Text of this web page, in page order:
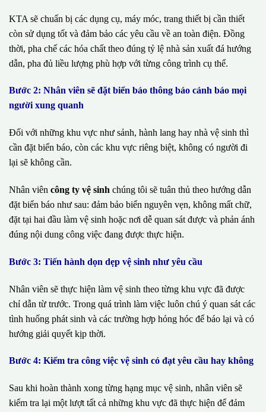
KTA sẽ chuẩn bị các dụng cụ, máy móc, trang thiết bị cần thiết
còn sử dụng tốt và đảm bảo các yêu cầu về an toàn điện. Đồng
thời, pha chế các hóa chất theo đúng tỷ lệ nhà sản xuất đá hướng
dẫn, pha đủ liều lượng phù hợp với từng công trình cụ thể.
Bước 2: Nhân viên sẽ đặt biển báo thông báo cảnh báo mọi
người xung quanh
Đối với những khu vực như sảnh, hành lang hay nhà vệ sinh thì
cần đặt biển báo, còn các khu vực riêng biệt, không có người đi
lại sẽ không cần.
Nhân viên công ty vệ sinh chúng tôi sẽ tuân thủ theo hướng dẫn
đặt biển báo như sau: đảm bảo biển nguyên vẹn, không mất chữ,
đặt tại hai đầu làm vệ sinh hoặc nơi dễ quan sát được và phản ánh
đúng nội dung công việc đang được thực hiện.
Bước 3: Tiến hành dọn dẹp vệ sinh như yêu cầu
Nhân viên sẽ thực hiện làm vệ sinh theo từng khu vực đã được
chỉ dẫn từ trước. Trong quá trình làm việc luôn chú ý quan sát các
tình huống phát sinh và các trường hợp hỏng hóc để báo lại và có
hướng giải quyết kịp thời.
Bước 4: Kiểm tra công việc vệ sinh có đạt yêu cầu hay không
Sau khi hoàn thành xong từng hạng mục vệ sinh, nhân viên sẽ
kiểm tra lại một lượt tất cả những khu vực đã thực hiện để đảm